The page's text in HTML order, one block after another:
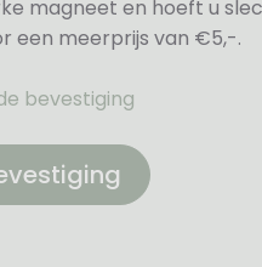
magneet en hoeft u
een meerprijs van €5,-.
bevestiging